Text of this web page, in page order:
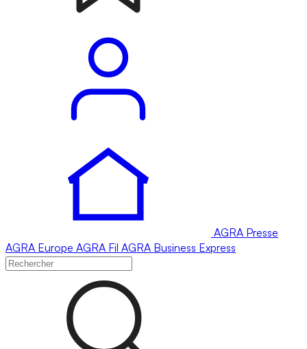
AGRA Presse
AGRA Europe AGRA Fil AGRA Business Express